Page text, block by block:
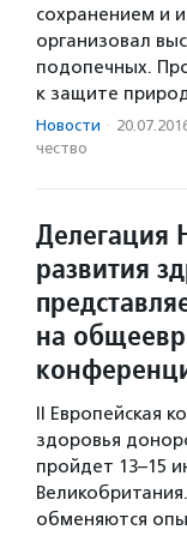
сохранением и
организовал
подопечных.
к защите
Новости ·
чест­во
Делегация
развития
на
II Европейская
здоровья
пройдет 13–15
обменяются